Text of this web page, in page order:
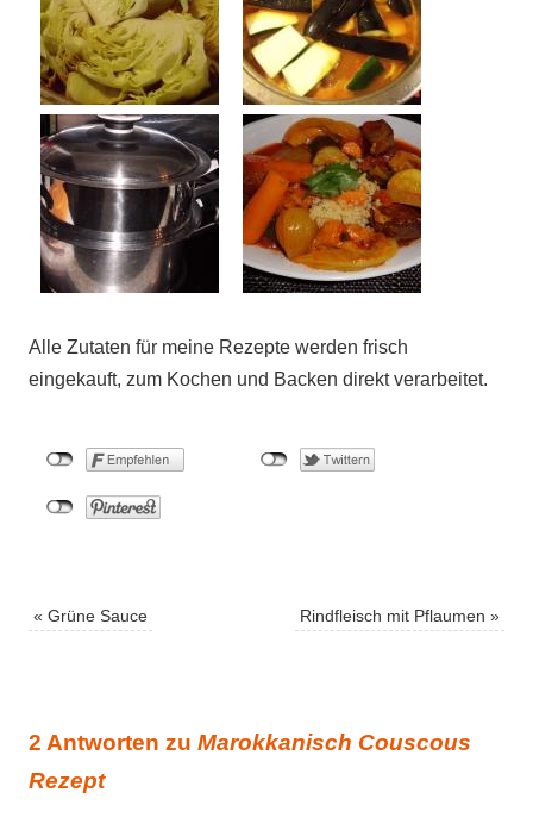
Alle Zutaten für meine Rezepte werden frisch
eingekauft, zum Kochen und Backen direkt verarbeitet.
« Grüne Sauce Rindfleisch mit Pflaumen »
2 Antworten zu Marokkanisch Couscous
Rezept